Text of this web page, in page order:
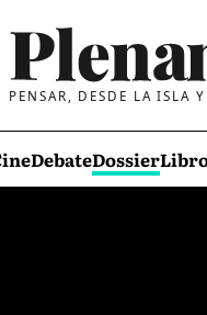
PENSAR, DESDE LA ISLA
DebateDossier